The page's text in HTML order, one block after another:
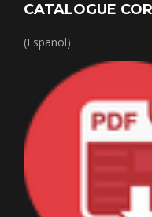
CATALOGUE
(Español)